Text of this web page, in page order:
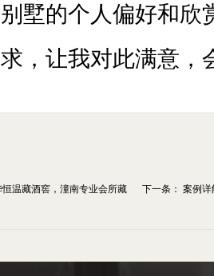
墅的个人偏好和
温藏酒窖，潼南专业会所藏
下一条： 案例详